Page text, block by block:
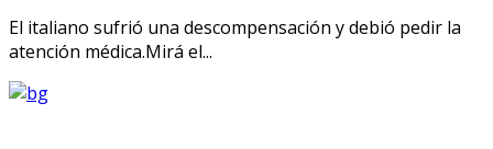
El italiano sufrió una descompensación y debió pedir la
atención médica.Mirá el...